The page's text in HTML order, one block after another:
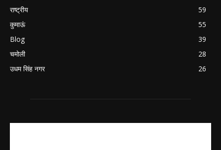
राष्ट्रीय
59
कुमाऊं
55
Blog
39
चमोली
28
उधम सिंह नगर
26